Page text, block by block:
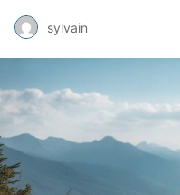
sylvain